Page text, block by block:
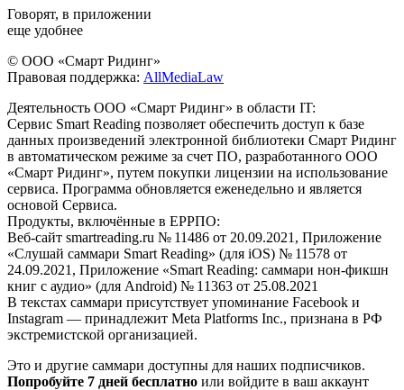
Говорят, в приложении
еще удобнее
© ООО «Смарт Ридинг»
Правовая поддержка: AllMediaLaw
Деятельность ООО «Смарт Ридинг» в области IT:
Сервис Smart Reading позволяет обеспечить доступ к базе
данных произведений электронной библиотеки Смарт Ридинг
в автоматическом режиме за счет ПО, разработанного ООО
«Смарт Ридинг», путем покупки лицензии на использование
сервиса. Программа обновляется еженедельно и является
основой Сервиса.
Продукты, включённые в ЕРРПО:
Веб-сайт smartreading.ru № 11486 от 20.09.2021, Приложение
«Слушай саммари Smart Reading» (для iOS) № 11578 от
24.09.2021, Приложение «Smart Reading: саммари нон-фикшн
книг с аудио» (для Android) № 11363 от 25.08.2021
В текстах саммари присутствует упоминание Facebook и
Instagram — принадлежит Meta Platforms Inc., признана в РФ
экстремистской организацией.
Это и другие саммари доступны для наших подписчиков.
Попробуйте 7 дней бесплатно или войдите в ваш аккаунт